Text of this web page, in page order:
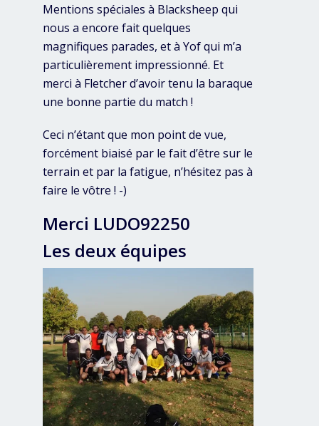
Mentions spéciales à Blacksheep qui
nous a encore fait quelques
magnifiques parades, et à Yof qui m’a
particulièrement impressionné. Et
merci à Fletcher d’avoir tenu la baraque
une bonne partie du match !
Ceci n’étant que mon point de vue,
forcément biaisé par le fait d’être sur le
terrain et par la fatigue, n’hésitez pas à
faire le vôtre ! -)
Merci LUDO92250
Les deux équipes